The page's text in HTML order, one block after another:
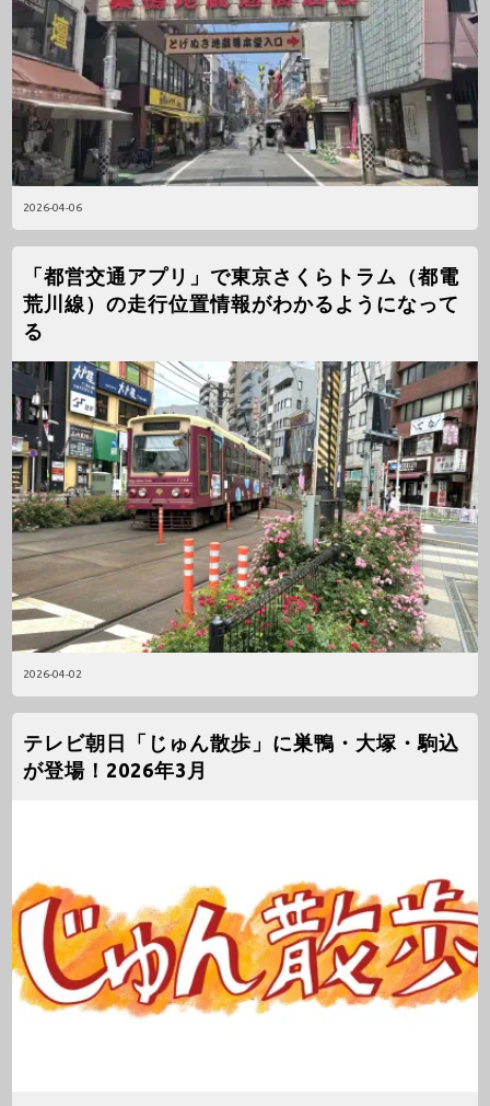
2026-04-06
2026-04-02
「都営交通アプリ」で東京さくらトラム（都電
荒川線）の走行位置情報がわかるようになって
る
テレビ朝日「じゅん散歩」に巣鴨・大塚・駒込
が登場！2026年3月